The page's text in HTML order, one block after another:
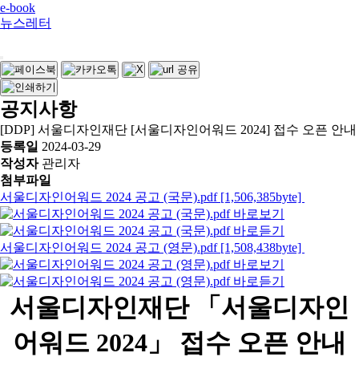
e-book
뉴스레터
공지사항
[DDP] 서울디자인재단 [서울디자인어워드 2024] 접수 오픈 안내
등록일 2024-03-29
작성자 관리자
첨부파일
서울디자인어워드 2024 공고 (국문).pdf [1,506,385byte]
서울디자인어워드 2024 공고 (영문).pdf [1,508,438byte]
서울디자인재단 「서울디자인
어워드 2024」 접수 오픈 안내